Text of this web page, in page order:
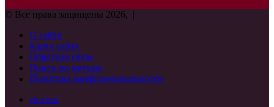
© Все права защищены 2026, |
О сайте
Карта сайта
Обратная связь
Поиск по меткам
Политика конфиденциальности
vk.com